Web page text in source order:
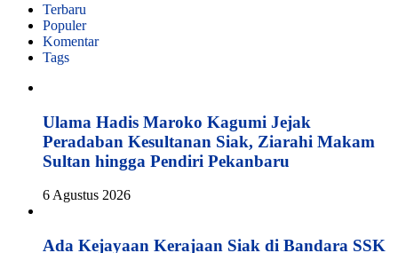
Terbaru
Populer
Komentar
Tags
Ulama Hadis Maroko Kagumi Jejak
Peradaban Kesultanan Siak, Ziarahi Makam
Sultan hingga Pendiri Pekanbaru
6 Agustus 2026
Ada Kejayaan Kerajaan Siak di Bandara SSK